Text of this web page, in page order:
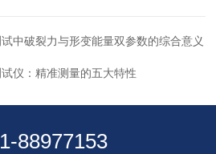
中破裂力与形变能量双参数的综合意义
仪：精准测量的五大特性
88977153